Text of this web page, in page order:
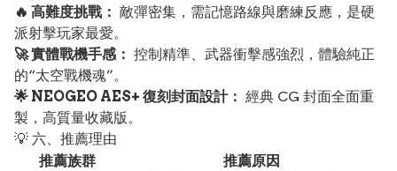
🔥 高難度挑戰： 敵彈密集，需記憶路線與磨練反應，是硬
派射擊玩家最愛。
🚀 實體戰機手感： 控制精準、武器衝擊感強烈，體驗純正
的“太空戰機魂”。
🌟 NEOGEO AES+ 復刻封面設計： 經典 CG 封面全面重
製，高質量收藏版。
💡 六、推薦理由
推薦族群
推薦原因